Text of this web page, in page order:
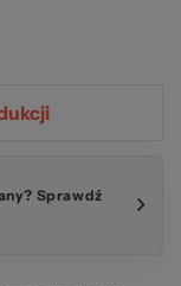
Sprawdź